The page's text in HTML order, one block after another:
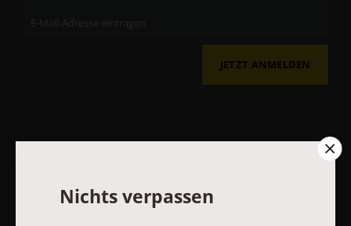
JETZT ANMELDEN
AGB und Widerrufsbelehrung Datenschutz
Nichts verpassen